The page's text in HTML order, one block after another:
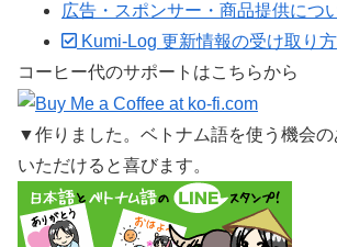
広告・スポンサー・商品提供につ
Kumi-Log 更新情報の受け取り方
コーヒー代のサポートはこちらから
▼作りました。ベトナム語を使う機会の
いただけると喜びます。